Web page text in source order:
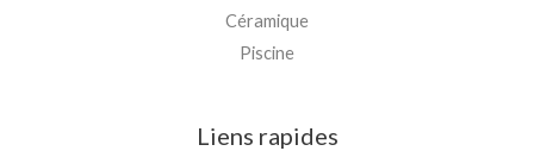
Céramique
Piscine
Liens rapides